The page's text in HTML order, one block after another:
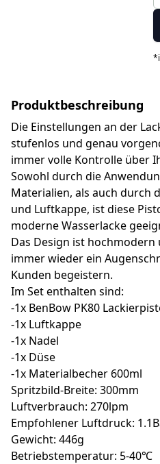
*
Produktbeschreibung
Die Einstellungen an der
stufenlos und genau
immer volle Kontrolle über
Sowohl durch die
Materialien, als auch durch
und Luftkappe, ist diese
moderne Wasserlacke
Das Design ist
immer wieder ein
Kunden begeistern.
Im Set enthalten sind:
-1x BenBow PK80
-1x Luftkappe
-1x Nadel
-1x Düse
-1x Materialbecher 600ml
Spritzbild-Breite: 300mm
Luftverbrauch: 270lpm
Empfohlener Luftdruck:
Gewicht: 446g
Betriebstemperatur: 5-40℃